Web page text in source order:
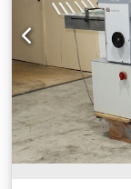
videós
segítségével.
azonnal elérhető